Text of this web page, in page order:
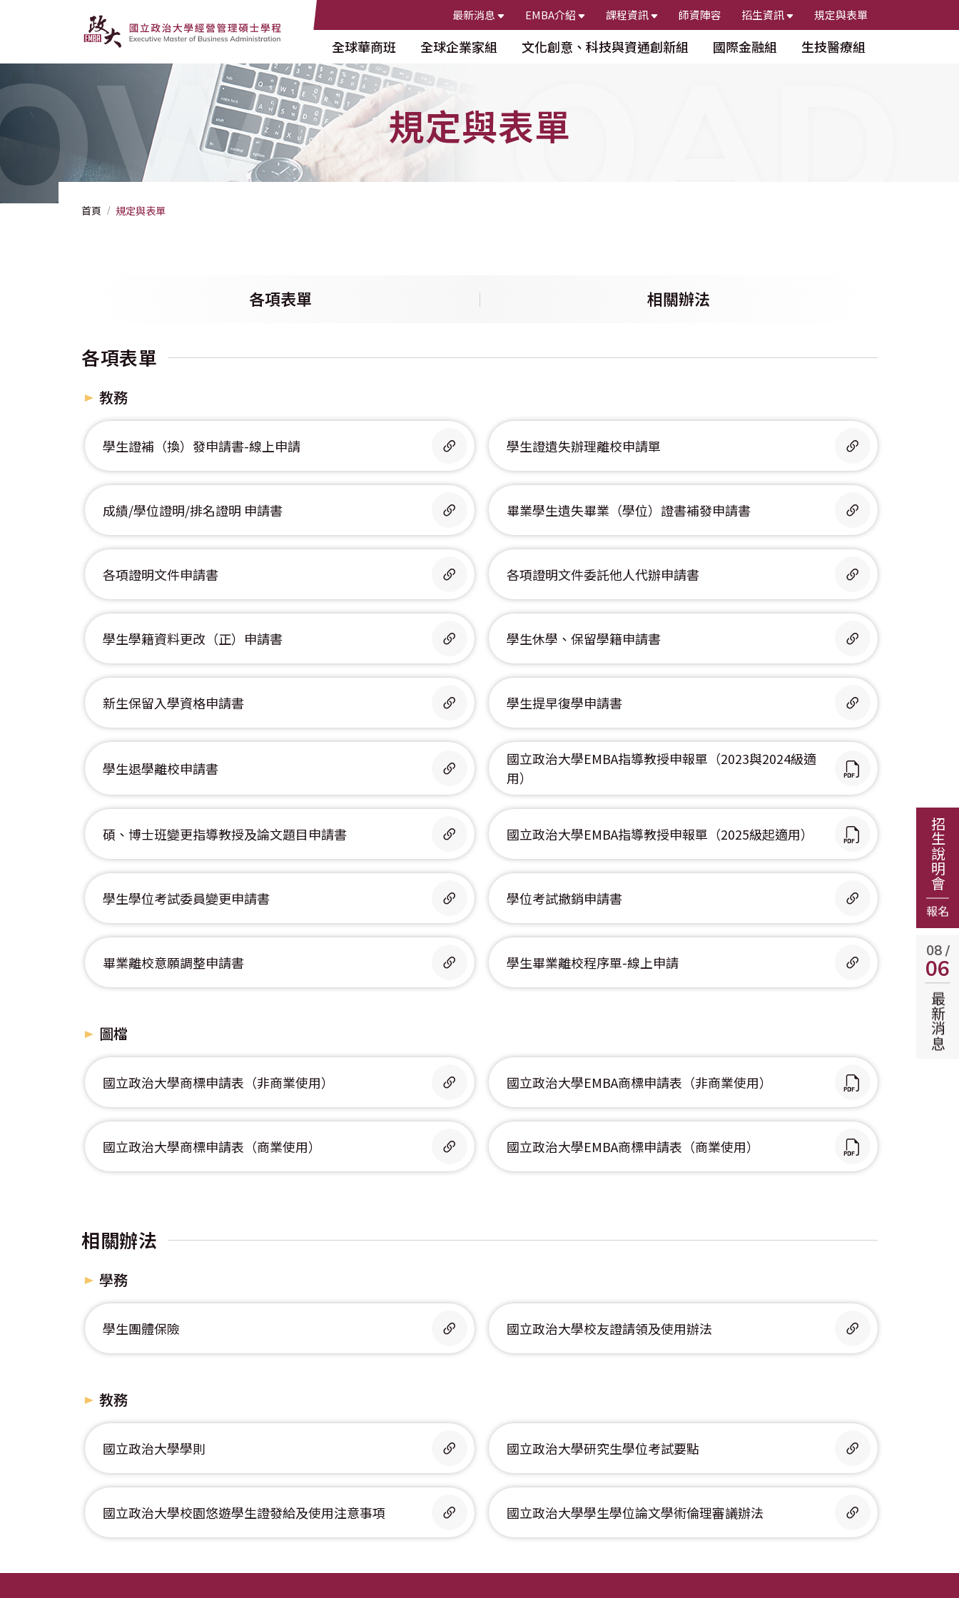
最新消息 EMBA介紹 課程資訊 師資陣容 招生資訊 規定與表單
全球華商班 全球企業家組 文化創意、科技與資通創新組 國際金融組 生技醫療組
規定與表單
首頁 規定與表單
各項表單 相關辦法
各項表單
教務
學生證補（換）發申請書-線上申請 學生證遺失辦理離校申請單
成績/學位證明/排名證明 申請書 畢業學生遺失畢業（學位）證書補發申請書
各項證明文件申請書 各項證明文件委託他人代辦申請書
學生學籍資料更改（正）申請書 學生休學、保留學籍申請書
新生保留入學資格申請書 學生提早復學申請書
學生退學離校申請書
國立政治大學EMBA指導教授申報單（2023與2024級適
用）
碩、博士班變更指導教授及論文題目申請書 國立政治大學EMBA指導教授申報單（2025級起適用）
學生學位考試委員變更申請書 學位考試撤銷申請書
畢業離校意願調整申請書 學生畢業離校程序單-線上申請
圖檔
國立政治大學商標申請表（非商業使用） 國立政治大學EMBA商標申請表（非商業使用）
國立政治大學商標申請表（商業使用） 國立政治大學EMBA商標申請表（商業使用）
相關辦法
學務
學生團體保險 國立政治大學校友證請領及使用辦法
教務
國立政治大學學則 國立政治大學研究生學位考試要點
國立政治大學校園悠遊學生證發給及使用注意事項 國立政治大學學生學位論文學術倫理審議辦法
招生說明會
報名
08 /
06
最新消息